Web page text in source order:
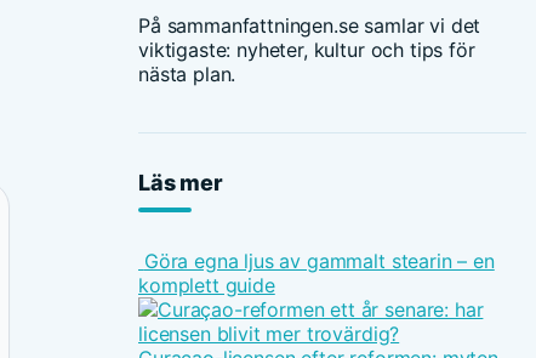
På sammanfattningen.se samlar vi det
viktigaste: nyheter, kultur och tips för
nästa plan.
Läs mer
Göra egna ljus av gammalt stearin – en
komplett guide